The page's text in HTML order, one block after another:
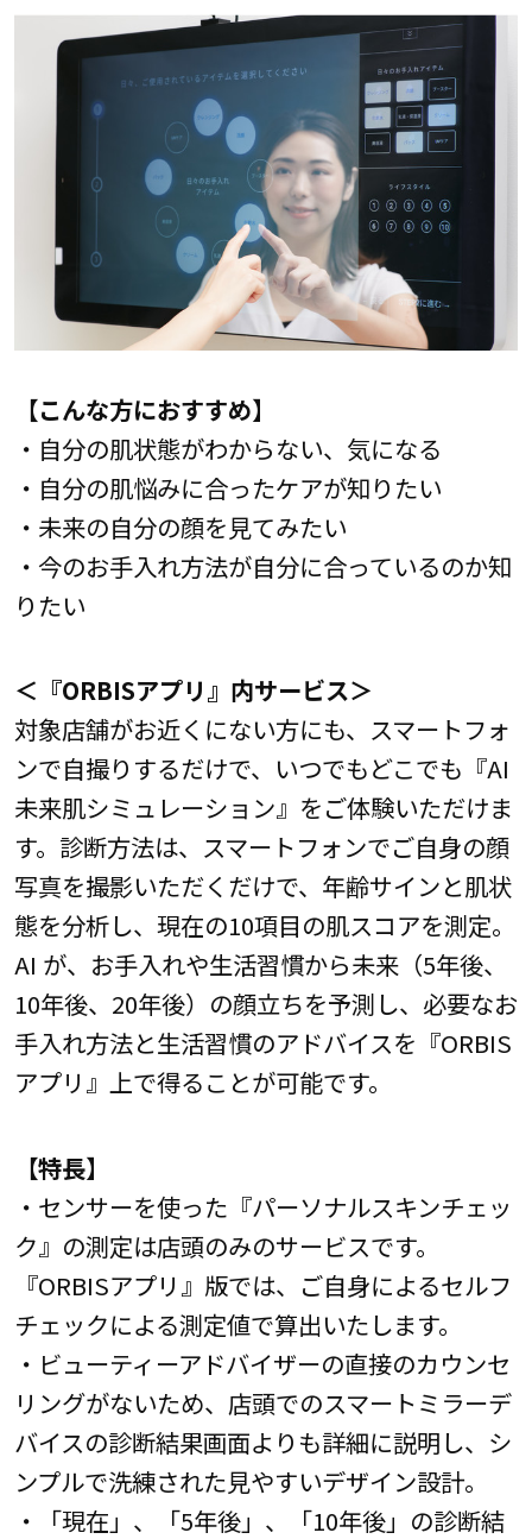
【こんな方におすすめ】
・自分の肌状態がわからない、気になる
・自分の肌悩みに合ったケアが知りたい
・未来の自分の顔を見てみたい
・今のお手入れ方法が自分に合っているのか知
りたい
＜『ORBISアプリ』内サービス＞
対象店舗がお近くにない方にも、スマートフォ
ンで自撮りするだけで、いつでもどこでも『AI
未来肌シミュレーション』をご体験いただけま
す。診断方法は、スマートフォンでご自身の顔
写真を撮影いただくだけで、年齢サインと肌状
態を分析し、現在の10項目の肌スコアを測定。
AI が、お手入れや生活習慣から未来（5年後、
10年後、20年後）の顔立ちを予測し、必要なお
手入れ方法と生活習慣のアドバイスを『ORBIS
アプリ』上で得ることが可能です。
【特長】
・センサーを使った『パーソナルスキンチェッ
ク』の測定は店頭のみのサービスです。
『ORBISアプリ』版では、ご自身によるセルフ
チェックによる測定値で算出いたします。
・ビューティーアドバイザーの直接のカウンセ
リングがないため、店頭でのスマートミラーデ
バイスの診断結果画面よりも詳細に説明し、シ
ンプルで洗練された見やすいデザイン設計。
・「現在」、「5年後」、「10年後」の診断結